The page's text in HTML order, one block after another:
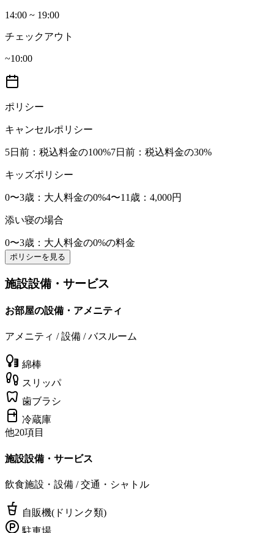
14:00 ~ 19:00
チェックアウト
~10:00
ポリシー
キャンセルポリシー
5日前 ：税込料金の100%7日前 ：税込料金の30%
キッズポリシー
0〜3歳 ：大人料金の0%4〜11歳 ：4,000円
添い寝の場合
0〜3歳 ：大人料金の0%の料金
ポリシーを見る
施設設備・サービス
お部屋の設備・アメニティ
アメニティ / 設備 / バスルーム
綿棒
スリッパ
歯ブラシ
冷蔵庫
他20項目
施設設備・サービス
飲食施設・設備 / 交通・シャトル
自販機(ドリンク類)
駐車場